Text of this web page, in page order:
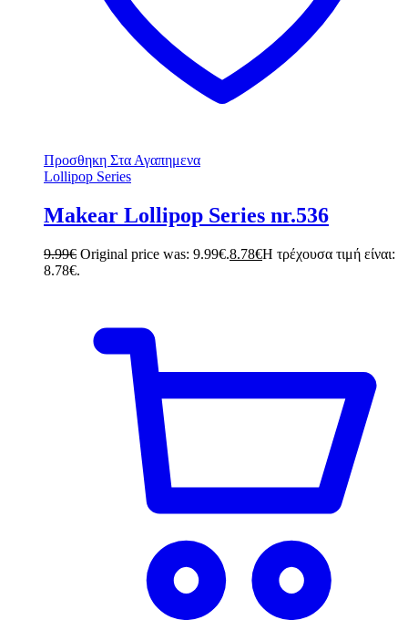
Προσθηκη Στα Αγαπημενα
Lollipop Series
Makear Lollipop Series nr.536
9.99€ Original price was: 9.99€.8.78€Η τρέχουσα τιμή είναι:
8.78€.